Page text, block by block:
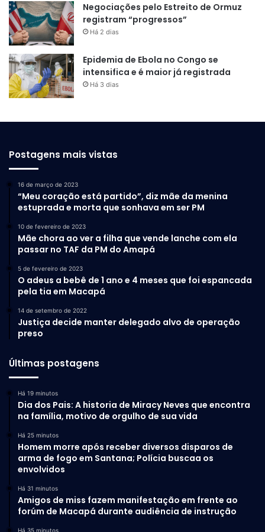
Negociações pelo Estreito de Ormuz
registram “progressos”
Há 2 dias
Epidemia de Ebola no Congo se
intensifica e é maior já registrada
Há 3 dias
Postagens mais vistas
16 de março de 2023
“Meu coração está partido”, diz mãe da menina
estuprada e morta que sonhava em ser PM
10 de fevereiro de 2023
Mãe chora ao ver a filha que vende lanche com ela
passar no TAF da PM do Amapá
5 de fevereiro de 2023
O adeus a bebê de 1 ano e 4 meses que foi espancada
pela tia em Macapá
14 de setembro de 2022
Justiça decide manter delegado alvo de operação
preso
Últimas postagens
Há 19 minutos
Dia dos Pais: A historia de Miracy Neves que encontra
na família, motivo de orgulho de sua vida
Há 25 minutos
Homem morre após receber diversos disparos de
arma de fogo em Santana; Polícia buscaa os
envolvidos
Há 31 minutos
Amigos de miss fazem manifestação em frente ao
forúm de Macapá durante audiência de instrução
Há 35 minutos